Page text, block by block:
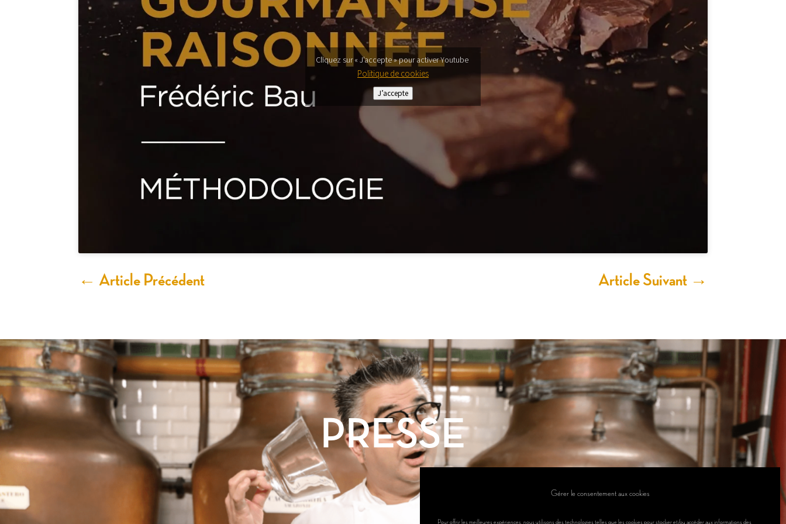
Gérer le consentement aux cookies
Pour offrir les meilleures expériences, nous utilisons des technologies telles que les cookies pour stocker et/ou accéder aux informations des
Cliquez sur « J’accepte » pour activer Youtube
Politique de cookies
J’accepte
←Article Précédent Article Suivant→
PRESSE